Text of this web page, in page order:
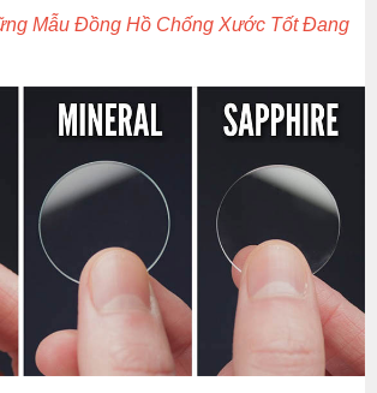
Mẫu Đồng Hồ Chống Xước Tốt Đang